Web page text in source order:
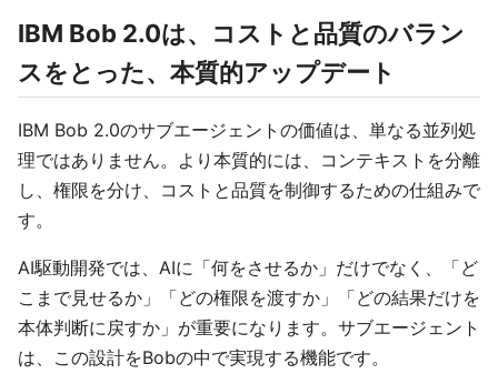
IBM Bob 2.0は、コストと品質のバラン
スをとった、本質的アップデート
IBM Bob 2.0のサブエージェントの価値は、単なる並列処
理ではありません。より本質的には、コンテキストを分離
し、権限を分け、コストと品質を制御するための仕組みで
す。
AI駆動開発では、AIに「何をさせるか」だけでなく、「ど
こまで見せるか」「どの権限を渡すか」「どの結果だけを
本体判断に戻すか」が重要になります。サブエージェント
は、この設計をBobの中で実現する機能です。